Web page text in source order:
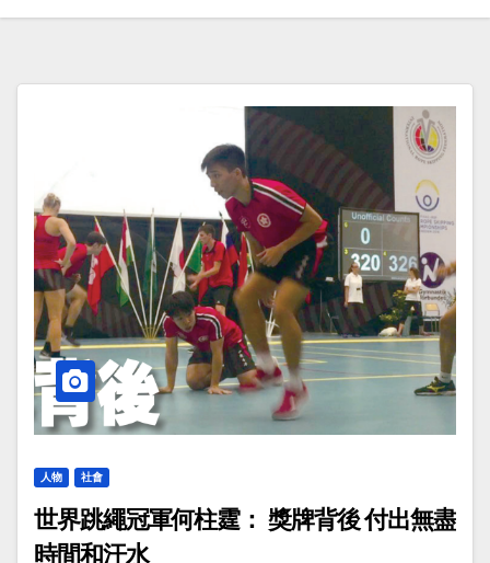
人物 社會
世界跳繩冠軍何柱霆： 獎牌背後 付出無盡
時間和汗水